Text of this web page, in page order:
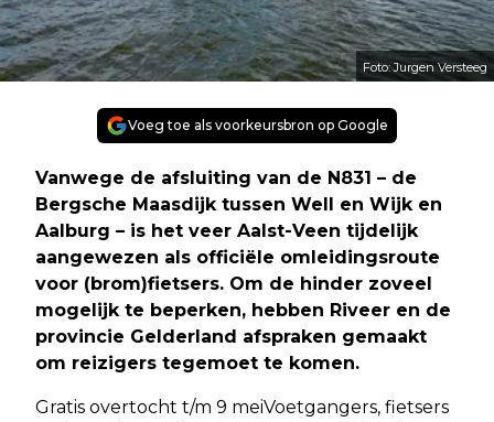
Foto: Jurgen Versteeg
Voeg toe als voorkeursbron op Google
Vanwege de afsluiting van de N831 – de
Bergsche Maasdijk tussen Well en Wijk en
Aalburg – is het veer Aalst-Veen tijdelijk
aangewezen als officiële omleidingsroute
voor (brom)fietsers. Om de hinder zoveel
mogelijk te beperken, hebben Riveer en de
provincie Gelderland afspraken gemaakt
om reizigers tegemoet te komen.
Gratis overtocht t/m 9 meiVoetgangers, fietsers